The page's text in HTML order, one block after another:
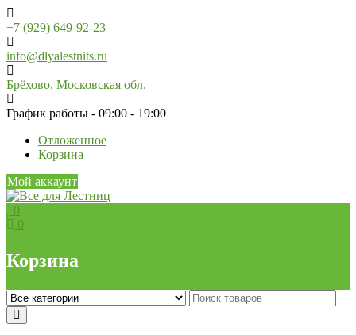
Skip
to
content
+7 (929) 649-92-23
info@dlyalestnits.ru
Брёхово, Московская обл.
График работы - 09:00 - 19:00
Отложенное
Корзина
Мой аккаунт
0
0
Корзина